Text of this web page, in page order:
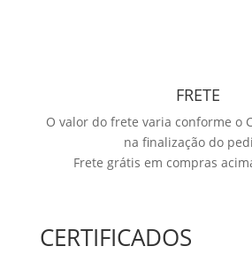
FRETE
O valor do frete varia conforme o
na finalização do
Frete grátis em compras
CERTIFICADOS